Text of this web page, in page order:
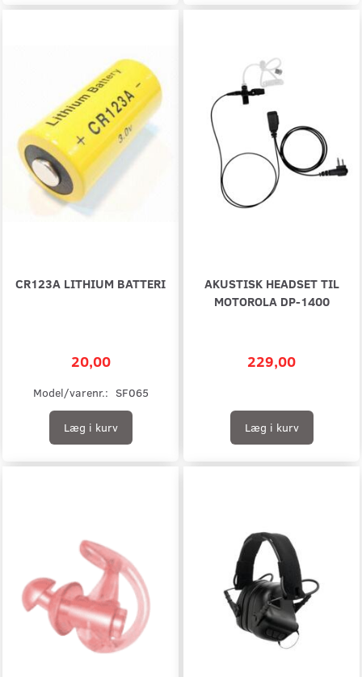
CR123A LITHIUM BATTERI
20,00
Model/varenr.: SF065
Læg i kurv
AKUSTISK HEADSET TIL
MOTOROLA DP-1400
229,00
Læg i kurv